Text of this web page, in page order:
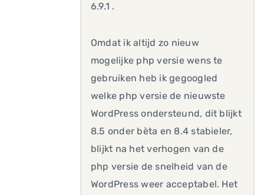
6.9.1 .
Omdat ik altijd zo nieuw
mogelijke php versie wens te
gebruiken heb ik gegoogled
welke php versie de nieuwste
WordPress ondersteund, dit blijkt
8.5 onder bèta en 8.4 stabieler,
blijkt na het verhogen van de
php versie de snelheid van de
WordPress weer acceptabel. Het